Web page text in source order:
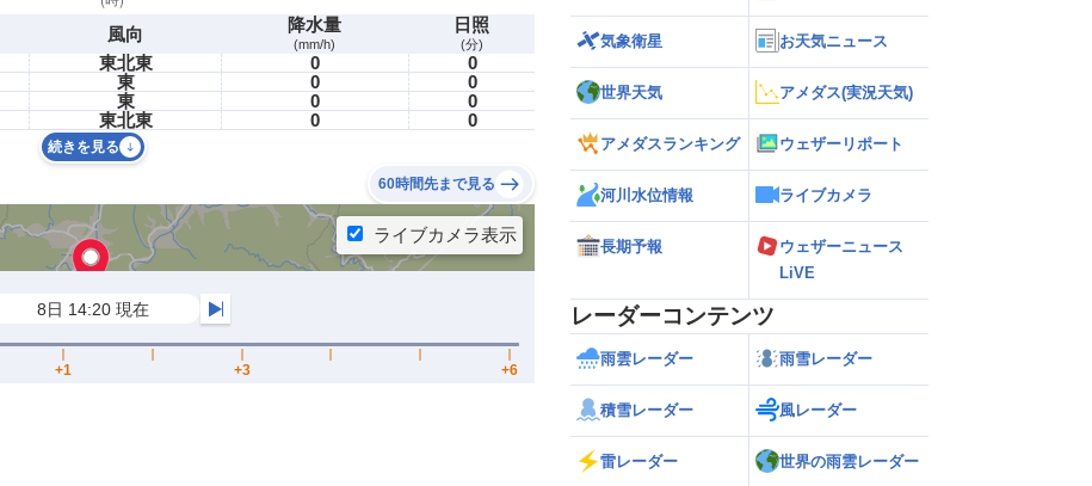
風向 降水量
(mm/h)
日照
(分)
東北東 0
0
東 0
0
東 0
0
東北東 0 0
続きを見る
60時間先まで見る
気象衛星 お天気ニュース
世界天気 アメダス(実況天気)
アメダスランキング ウェザーリポート
河川水位情報 ライブカメラ
長期予報
ウェザーニュース
LiVE
レーダーコンテンツ
雨雲レーダー 雨雪レーダー
積雪レーダー 風レーダー
雷レーダー 世界の雨雲レーダー